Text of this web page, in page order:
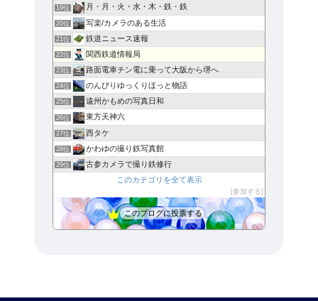
19位 月・月・火・水・木・鉄・鉄
20位 写楽/カメラのある生活
21位 鉄道ニュース速報
22位 関西鉄道情報局
23位 路面電車チン電に乗って大阪から堺へ
24位 のんびりゆっくりほっと物語
25位 遠州かもめの写真日和
26位 東方天神六
27位 西タケ
28位 かわゆの撮り鉄写真館
29位
古参カメラで撮り鉄修行
このカテゴリを全て表示
参加する
このブログに投票する